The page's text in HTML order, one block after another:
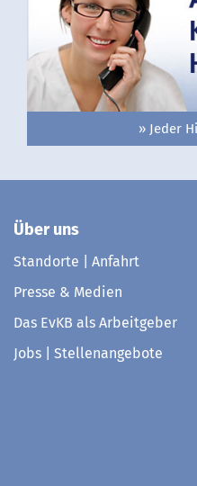
» Jeder
Über uns
Standorte | Anfahrt
Presse & Medien
Das EvKB als Arbeitgeber
Jobs | Stellenangebote